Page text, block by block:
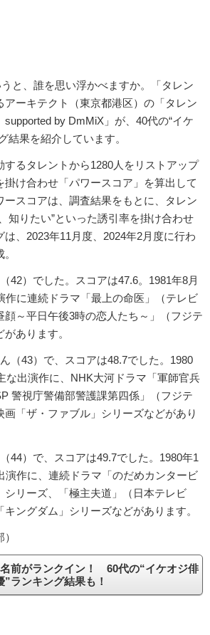
と、誰を思い浮かべますか。「タレン
アーキテクト（東京都港区）の「タレン
by DmMiX」が、40代の“イケ
結果を紹介しています。
るタレントから1280人をリストアップ
掛け合わせ「パワースコア」を算出して
ースコアは、調査結果をもとに、タレン
知りたい”といった誘引率を掛け合わせ
、2023年11月度、2024年2月度に行わ
42）でした。スコアは47.6。1981年8月
作に連続ドラマ「最上の命医」（テレビ
顔～平日午後3時の恋人たち～」（フジテ
あります。
（43）で、スコアは48.7でした。1980
な出演作に、NHK大河ドラマ「軍師官兵
警視庁警備部警護課第四係」（フジテ
画「ザ・ファブル」シリーズなどがあり
44）で、スコアは49.7でした。1980年1
演作に、連続ドラマ「のだめカンタービ
シリーズ、「極主夫道」（日本テレビ
ングダム」シリーズなどがあります。
名前がランクイン！ 60代の“イケオジ俳
”ランキング結果も！